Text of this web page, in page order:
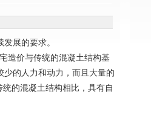
展的要求。
造价与传统的混凝土结构基
的人力和动力，而且大量的
的混凝土结构相比，具有自